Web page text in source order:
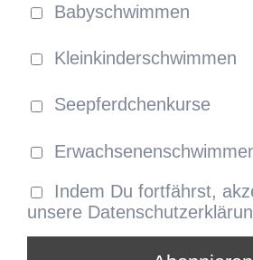
Babyschwimmen
Kleinkinderschwimmen
Seepferdchenkurse
Indem Du fortfährst,
unsere